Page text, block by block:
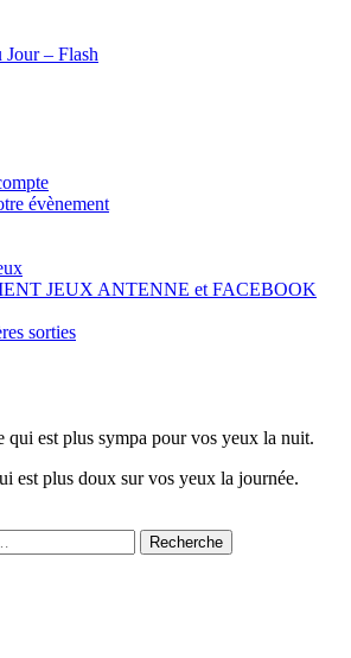
Jour – Flash
évènement
JEUX ANTENNE et FACEBOOK
sorties
qui est plus sympa pour vos yeux la nuit.
est plus doux sur vos yeux la journée.
Recherche